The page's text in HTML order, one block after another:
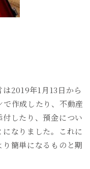
2019年1月13日から
作成したり、不動産
したり、預金につい
なりました。これに
簡単になるものと期